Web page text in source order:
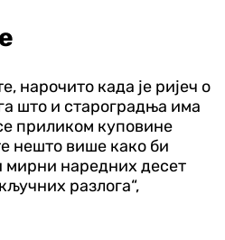
нарочито када је ријеч о
што и староградња има
приликом куповине
нешто више како би
мирни наредних десет
разлога“,